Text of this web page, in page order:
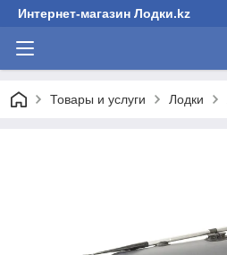
Интернет-магазин Лодки.kz
Товары и услуги Лодки